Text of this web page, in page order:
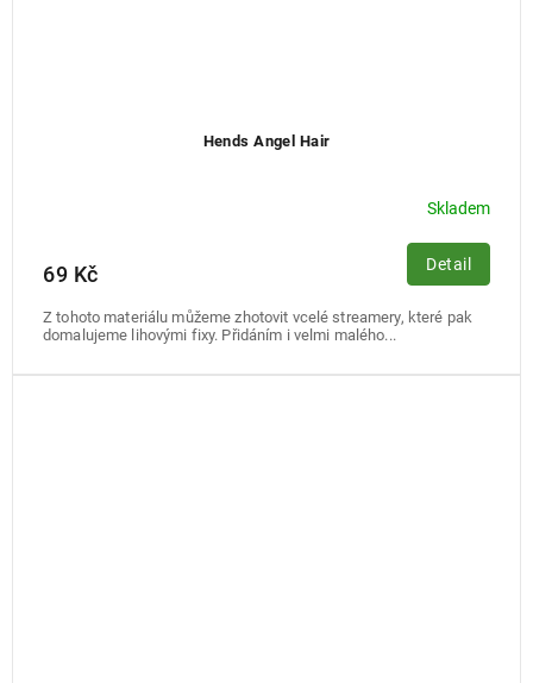
Hends Angel Hair
Skladem
69 Kč Detail
Z tohoto materiálu můžeme zhotovit vcelé streamery, které pak
domalujeme lihovými fixy. Přidáním i velmi malého...